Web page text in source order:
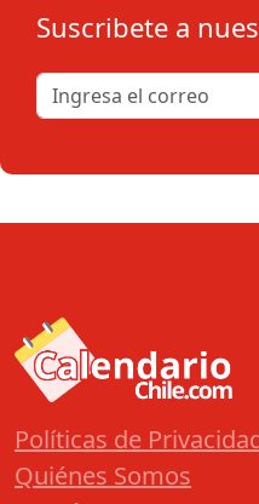
Suscribete a
Políticas de
Quiénes Somos